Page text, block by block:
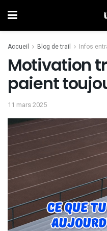
Accueil Blog de trail Infos
Motivation
paient
11 mars 2025